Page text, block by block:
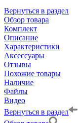
Вернуться в раздел
Обзор товара
Комплект
Описание
Характеристики
Аксессуары
Отзывы
Похожие товары
Наличие
Файлы
Видео
Вернуться в раздел